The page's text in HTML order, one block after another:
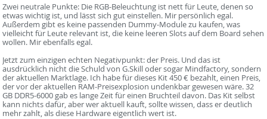
Zwei neutrale Punkte: Die RGB-Beleuchtung ist nett für Leute, denen so
etwas wichtig ist, und lässt sich gut einstellen. Mir persönlich egal.
Außerdem gibt es keine passenden Dummy-Module zu kaufen, was
vielleicht für Leute relevant ist, die keine leeren Slots auf dem Board sehen
wollen. Mir ebenfalls egal.
Jetzt zum einzigen echten Negativpunkt: der Preis. Und das ist
ausdrücklich nicht die Schuld von G.Skill oder sogar Mindfactory, sondern
der aktuellen Marktlage. Ich habe für dieses Kit 450 € bezahlt, einen Preis,
der vor der aktuellen RAM-Preisexplosion undenkbar gewesen wäre. 32
GB DDR5-6000 gab es lange Zeit für einen Bruchteil davon. Das Kit selbst
kann nichts dafür, aber wer aktuell kauft, sollte wissen, dass er deutlich
mehr zahlt, als diese Hardware eigentlich wert ist.